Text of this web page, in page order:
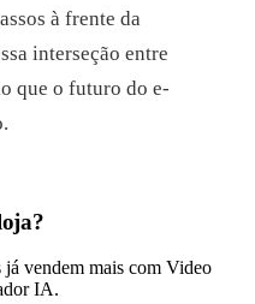
à frente da
interseção entre
que o futuro do e-
vendem mais com Video
IA.